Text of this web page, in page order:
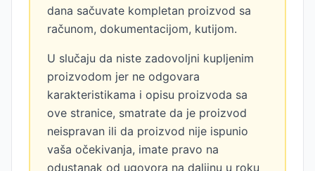
dana sačuvate kompletan proizvod sa
računom, dokumentacijom, kutijom.
U slučaju da niste zadovoljni kupljenim
proizvodom jer ne odgovara
karakteristikama i opisu proizvoda sa
ove stranice, smatrate da je proizvod
neispravan ili da proizvod nije ispunio
vaša očekivanja, imate pravo na
odustanak od ugovora na daljinu u roku